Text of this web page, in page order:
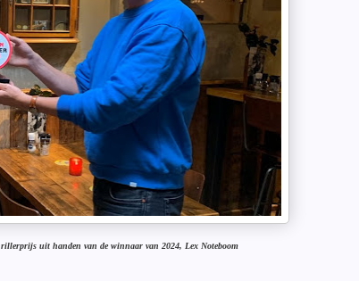
uit handen van de winnaar van 2024, Lex Noteboom